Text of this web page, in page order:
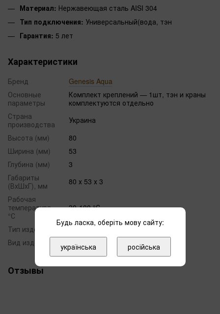
Материал: Нержавеющая сталь AISI 304
Тип подключения: Универсальный(вода, тэн
Гарантия: 5 лет
Характеристики
Бренд
Genesis Aqua
Основные
параметры
Комплект креплений — 1шт, тэн и краны
комплектуются отдельно
Страна
производства
Украина
Высота (мм)
80
Ширина (мм)
53
Глубина (мм)
3
Габариты
(ВхШхГ), мм
80 х 53 х 3
Рабочая
температура,
°С
30-100 °С
Тип изделия
Водяной
Вид изделия
Лесенка
Отзывы
Будь ласка, оберіть мову сайту:
українська російська